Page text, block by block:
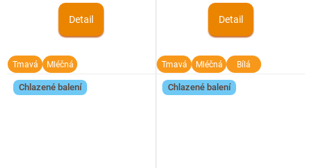
Detail
Tmavá Mléčná
Detail
Tmavá Mléčná Bílá
Chlazené balení Chlazené balení